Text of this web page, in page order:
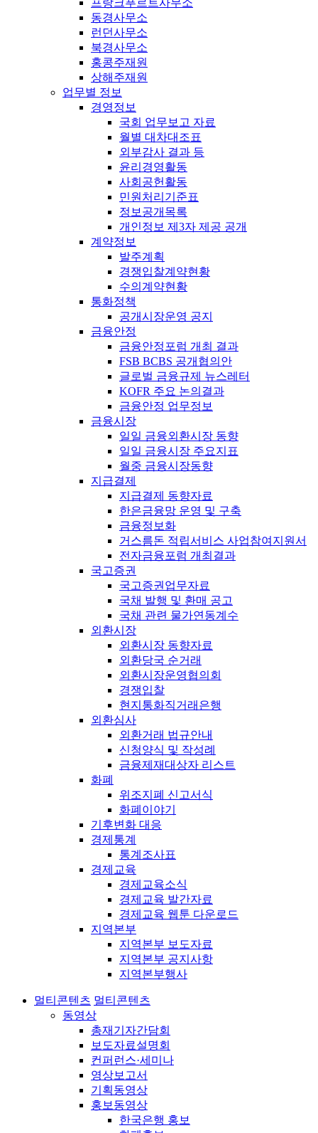
프랑크푸르트사무소
동경사무소
런던사무소
북경사무소
홍콩주재원
상해주재원
업무별 정보
경영정보
국회 업무보고 자료
월별 대차대조표
외부감사 결과 등
윤리경영활동
사회공헌활동
민원처리기준표
정보공개목록
개인정보 제3자 제공 공개
계약정보
발주계획
경쟁입찰계약현황
수의계약현황
통화정책
공개시장운영 공지
금융안정
금융안정포럼 개최 결과
FSB BCBS 공개협의안
글로벌 금융규제 뉴스레터
KOFR 주요 논의결과
금융안정 업무정보
금융시장
일일 금융외환시장 동향
일일 금융시장 주요지표
월중 금융시장동향
지급결제
지급결제 동향자료
한은금융망 운영 및 구축
금융정보화
거스름돈 적립서비스 사업참여지원서
전자금융포럼 개최결과
국고증권
국고증권업무자료
국채 발행 및 환매 공고
국채 관련 물가연동계수
외환시장
외환시장 동향자료
외환당국 순거래
외환시장운영협의회
경쟁입찰
현지통화직거래은행
외환심사
외환거래 법규안내
신청양식 및 작성례
금융제재대상자 리스트
화폐
위조지폐 신고서식
화폐이야기
기후변화 대응
경제통계
통계조사표
경제교육
경제교육소식
경제교육 발간자료
경제교육 웹툰 다운로드
지역본부
지역본부 보도자료
지역본부 공지사항
지역본부행사
멀티콘텐츠 멀티콘텐츠
동영상
총재기자간담회
보도자료설명회
컨퍼런스·세미나
영상보고서
기획동영상
홍보동영상
한국은행 홍보